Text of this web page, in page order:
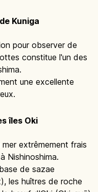
Kuniga
pour observer de
constitue l'un des
une excellente
îles Oki
extrêmement frais
Nishinoshima.
de sazae
les huîtres de roche